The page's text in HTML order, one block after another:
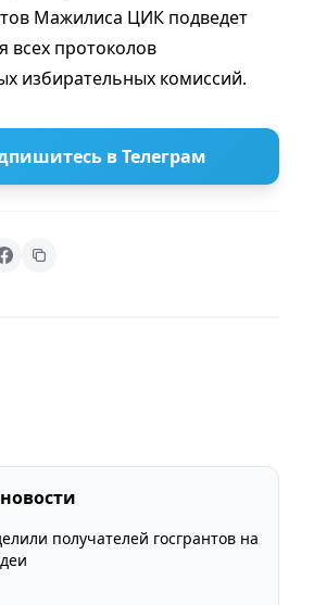
Мажилиса ЦИК подведет
всех протоколов
избирательных комиссий.
в Телеграм
получателей госгрантов на